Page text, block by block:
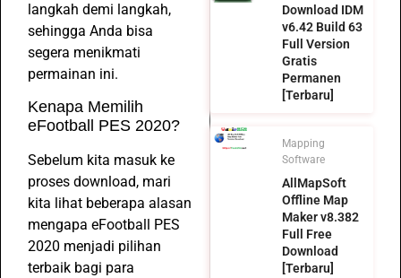
langkah demi langkah,
sehingga Anda bisa
segera menikmati
permainan ini.
Kenapa Memilih
eFootball PES 2020?
Sebelum kita masuk ke
proses download, mari
kita lihat beberapa alasan
mengapa eFootball PES
2020 menjadi pilihan
terbaik bagi para
Download IDM
v6.42 Build 63
Full Version
Gratis
Permanen
[Terbaru]
Mapping
Software
AllMapSoft
Offline Map
Maker v8.382
Full Free
Download
[Terbaru]